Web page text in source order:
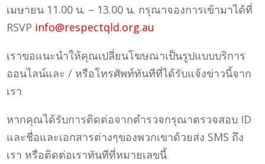
เมษายน 11.00 น. – 13.00 น. กรุณาจองการเข้ามาได้ที่
RSVP info@respectqld.org.au
เราขอแนะนำให้คุณเปลี่ยนโฆษณาเป็นรูปแบบบริการ
ออนไลน์และ / หรือโทรศัพท์ทันทีที่ได้รับแจ้งข่าวนี้จาก
เรา
หากคุณได้รับการติดต่อจากตำรวจกรุณาตรวจสอบ ID
และชื่อและเอกสารต่างๆของพวกเขาด้วยส่ง SMS ถึง
เรา หรือติดต่อเราทันทีที่หมายเลขนี้